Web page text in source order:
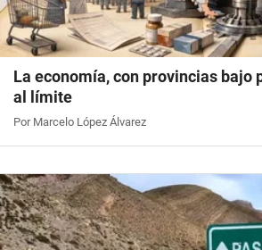
La economía, con provincias bajo
al límite
Por Marcelo López Álvarez